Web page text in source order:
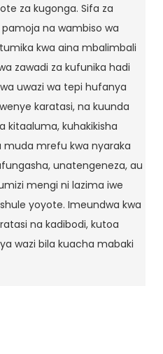
za kugonga. Sifa za
na wambiso wa
kwa aina mbalimbali
zawadi za kufunika hadi
uwazi wa tepi hufanya
karatasi, na kuunda
kitaaluma, kuhakikisha
muda mrefu kwa nyaraka
unatengeneza, au
mengi ni lazima iwe
yoyote. Imeundwa kwa
na kadibodi, kutoa
wazi bila kuacha mabaki